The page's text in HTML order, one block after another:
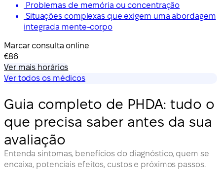
Problemas de memória ou concentração
Situações complexas que exigem uma abordagem
integrada mente-corpo
Marcar consulta online
€86
Ver mais horários
Ver todos os médicos
Guia completo de PHDA: tudo o
que precisa saber antes da sua
avaliação
Entenda sintomas, benefícios do diagnóstico, quem se
encaixa, potenciais efeitos, custos e próximos passos.